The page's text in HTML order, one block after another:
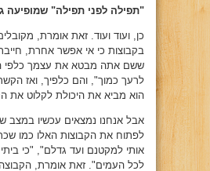
"תפילה לפני תפילה" שמופיעה
כן, ועוד ועוד. זאת אומרת,
בקבוצות כי אי אפשר אחרת,
ששם אתה מבטא את עצמך כלפי
לרעך כמוך", והם כלפיך, ואז
הוא מביא את היכולת לקלוט את
אבל אנחנו נמצאים עכשיו במצב
לפתוח את הקבוצות האלו כמו
אותי למקטנם ועד גדלם", "כי
לכל העמים". זאת אומרת, הקבוצה